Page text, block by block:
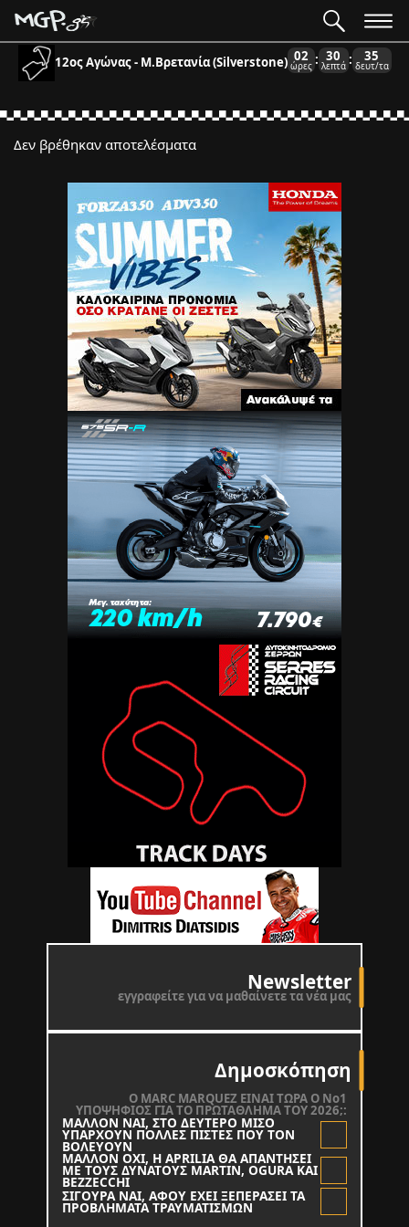
12ος Αγώνας - Μ.Βρετανία (Silverstone) 02
ώρες : 30
λεπτά : 35
δευτ/τα
Newsletter
εγγραφείτε για να μαθαίνετε τα νέα μας
Δημοσκόπηση
O MARC MARQUEZ ΕΙΝΑΙ ΤΩΡΑ Ο Νο1
ΥΠΟΨΗΦΙΟΣ ΓΙΑ ΤΟ ΠΡΩΤΑΘΛΗΜΑ ΤΟΥ 2026;:
ΜΑΛΛΟΝ ΝΑΙ, ΣΤΟ ΔΕΥΤΕΡΟ ΜΙΣΟ
ΥΠΑΡΧΟΥΝ ΠΟΛΛΕΣ ΠΙΣΤΕΣ ΠΟΥ ΤΟΝ
ΒΟΛΕΥΟΥΝ
ΜΑΛΛΟΝ ΟΧΙ, Η APRILIA ΘΑ ΑΠΑΝΤΗΣΕΙ
ΜΕ ΤΟΥΣ ΔΥΝΑΤΟΥΣ MARTIN, OGURA KAI
BEZZECCHI
ΣΙΓΟΥΡΑ ΝΑΙ, ΑΦΟΥ ΕΧΕΙ ΞΕΠΕΡΑΣΕΙ ΤΑ
ΠΡΟΒΛΗΜΑΤΑ ΤΡΑΥΜΑΤΙΣΜΩΝ
Δεν βρέθηκαν αποτελέσματα